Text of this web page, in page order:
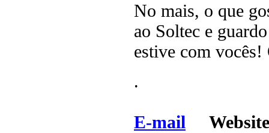
No mais, o que
ao Soltec e
estive com
.
E-mail